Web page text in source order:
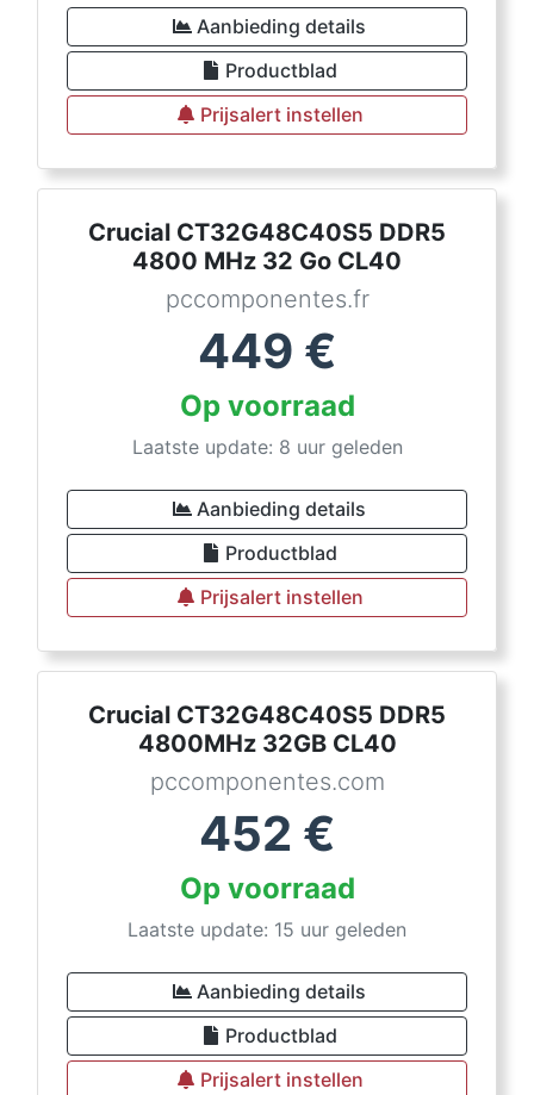
Aanbieding details
Productblad
Prijsalert instellen
Crucial CT32G48C40S5 DDR5
4800 MHz 32 Go CL40
pccomponentes.fr
449 €
Op voorraad
Laatste update: 8 uur geleden
Aanbieding details
Productblad
Prijsalert instellen
Crucial CT32G48C40S5 DDR5
4800MHz 32GB CL40
pccomponentes.com
452 €
Op voorraad
Laatste update: 15 uur geleden
Aanbieding details
Productblad
Prijsalert instellen